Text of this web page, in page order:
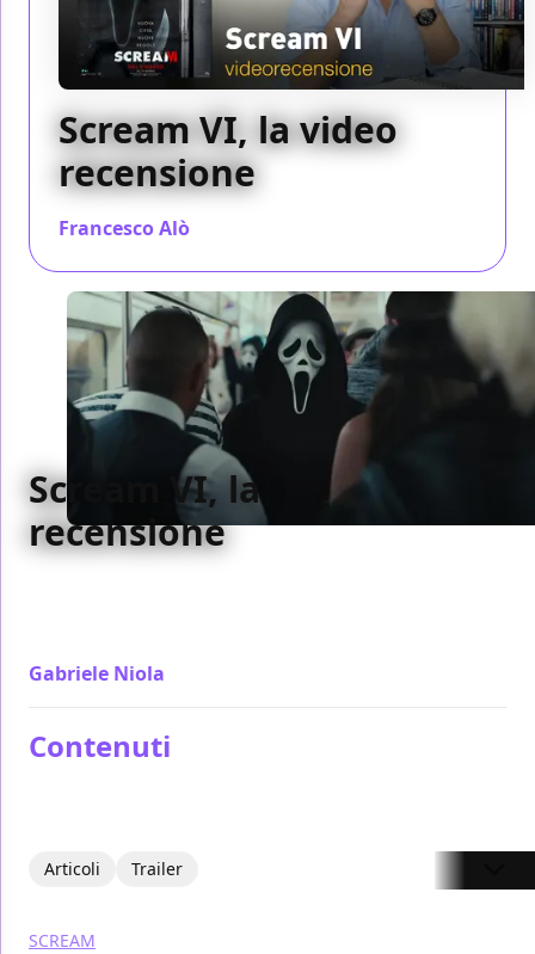
Scream VI, la video
recensione
Francesco Alò
Scream VI, la
recensione
Gabriele Niola
Contenuti
Articoli Trailer
SCREAM